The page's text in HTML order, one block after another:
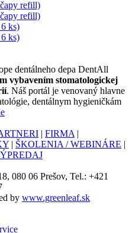
refill)
refill)
ks)
ks)
dentálneho depa DentAll
vybavením stomatologickej
. Náš portál je venovaný hlavne
dentálnym hygieničkám
FIRMA|
ŠKOLENIA / WEBINÁRE
080 06 Prešov, Tel.: +421
by www.greenleaf.sk